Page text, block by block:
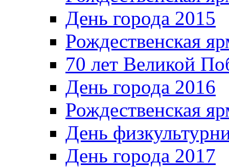
День города 2015
Рождественская
70 лет Великой
День города 2016
Рождественская
День
День города 2017